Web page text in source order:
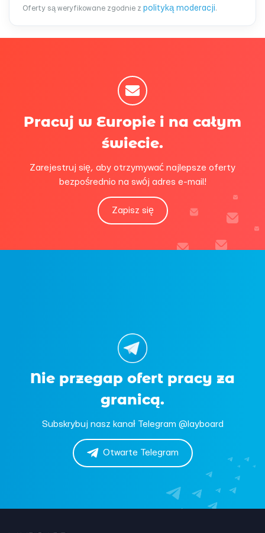
Oferty są weryfikowane zgodnie z polityką moderacji.
Pracuj w Europie i na całym
świecie.
Zarejestruj się, aby otrzymywać najlepsze oferty
bezpośrednio na swój adres e-mail!
Zapisz się
Nie przegap ofert pracy za
granicą.
Subskrybuj nasz kanał Telegram @layboard
Otwarte Telegram